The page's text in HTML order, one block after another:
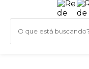
O que está buscando?